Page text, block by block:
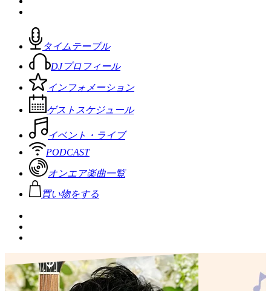
タイムテーブル
DJプロフィール
インフォメーション
ゲストスケジュール
イベント・ライブ
PODCAST
オンエア楽曲一覧
買い物をする